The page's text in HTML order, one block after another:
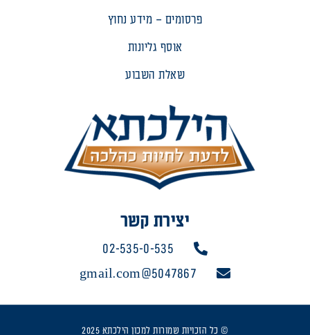
יצירת קשר
02-535-0-535
5047867@gmail.com
פרסומים – מידע נחוץ
אוסף גליונות
שאלת השבוע
© כל הזכויות שמורות למכון הילכתא 2025